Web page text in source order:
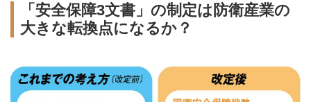
「安全保障3文書」の制定は防衛産業の
大きな転換点になるか？